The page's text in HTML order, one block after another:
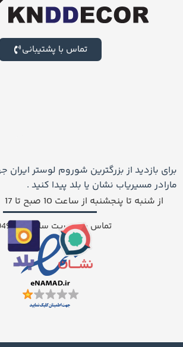
تماس با پشتیبانی
از شنبه تا پنجشنبه از ساعت 10 صبح تا 17
تماس با مدیریت سایت: 09122949227
برای بازدید از بزرگترین شوروم لوستر
مارادر مسیریاب نشان یا بلد پیدا کنید .